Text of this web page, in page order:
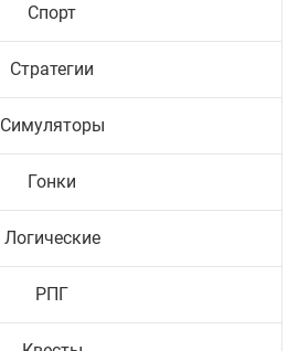
Спорт
Стратегии
Симуляторы
Гонки
Логические
РПГ